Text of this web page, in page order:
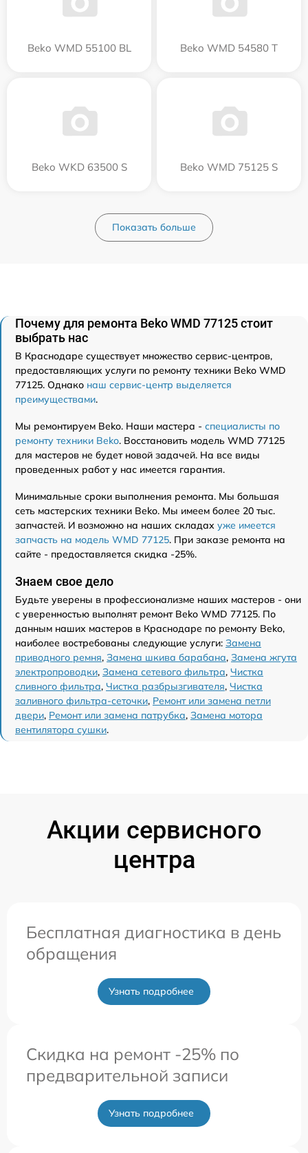
Beko WMD 55100 BL Beko WMD 54580 T
Beko WKD 63500 S Beko WMD 75125 S
Показать больше
Почему для ремонта Beko WMD 77125 стоит
выбрать нас
В Краснодаре существует множество сервис-центров,
предоставляющих услуги по ремонту техники Beko WMD
77125. Однако наш сервис-центр выделяется
преимуществами.
Мы ремонтируем Beko. Наши мастера - специалисты по
ремонту техники Beko. Восстановить модель WMD 77125
для мастеров не будет новой задачей. На все виды
проведенных работ у нас имеется гарантия.
Минимальные сроки выполнения ремонта. Мы большая
сеть мастерских техники Beko. Мы имеем более 20 тыс.
запчастей. И возможно на наших складах уже имеется
запчасть на модель WMD 77125. При заказе ремонта на
сайте - предоставляется скидка -25%.
Знаем свое дело
Будьте уверены в профессионализме наших мастеров - они
с уверенностью выполнят ремонт Beko WMD 77125. По
данным наших мастеров в Краснодаре по ремонту Beko,
наиболее востребованы следующие услуги: Замена
приводного ремня, Замена шкива барабана, Замена жгута
электропроводки, Замена сетевого фильтра, Чистка
сливного фильтра, Чистка разбрызгивателя, Чистка
заливного фильтра-сеточки, Ремонт или замена петли
двери, Ремонт или замена патрубка, Замена мотора
вентилятора сушки.
Акции сервисного
центра
Бесплатная диагностика в день
обращения
Узнать подробнее
Скидка на ремонт -25% по
предварительной записи
Узнать подробнее